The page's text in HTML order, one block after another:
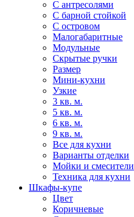
С антресолями
С барной стойкой
С островом
Малогабаритные
Модульные
Скрытые ручки
Размер
Мини-кухни
Узкие
3 кв. м.
5 кв. м.
6 кв. м.
9 кв. м.
Все для кухни
Варианты отделки
Мойки и смесители
Техника для кухни
Шкафы-купе
Цвет
Коричневые